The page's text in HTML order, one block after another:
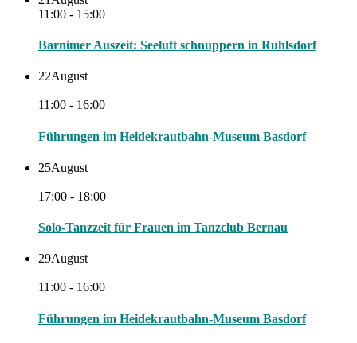
11:00 - 15:00
Barnimer Auszeit: Seeluft schnuppern in Ruhlsdorf
22August
11:00 - 16:00
Führungen im Heidekrautbahn-Museum Basdorf
25August
17:00 - 18:00
Solo-Tanzzeit für Frauen im Tanzclub Bernau
29August
11:00 - 16:00
Führungen im Heidekrautbahn-Museum Basdorf